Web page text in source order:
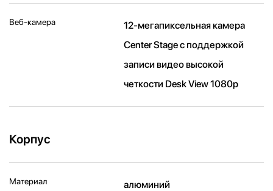
Веб-камера
12-мегапиксельная камера
Center Stage с поддержкой
записи видео высокой
четкости Desk View 1080p
Корпус
Материал алюминий